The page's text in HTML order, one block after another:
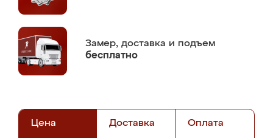
Замер, доставка и подъем
бесплатно
Цена Доставка Оплата